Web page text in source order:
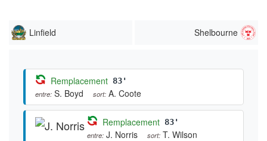
Linfield Shelbourne
Remplacement 83'
entre: S. Boyd sort: A. Coote
Remplacement 83'
entre: J. Norris sort: T. Wilson